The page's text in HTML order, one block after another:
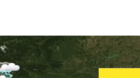
Altrecose
Mondiali calcio 2026